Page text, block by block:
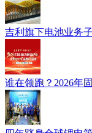
吉利旗下电池业务
谁在领跑？2026年